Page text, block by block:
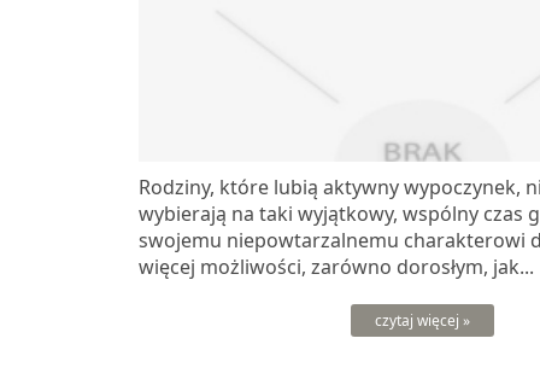
Rodziny, które lubią aktywny wypoczynek,
wybierają na taki wyjątkowy, wspólny czas
swojemu niepowtarzalnemu charakterowi
więcej możliwości, zarówno dorosłym, jak...
czytaj więcej »